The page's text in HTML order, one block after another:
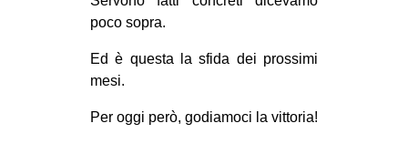
poco sopra.
Ed è questa la sfida dei prossimi
mesi.
Per oggi però, godiamoci la vittoria!